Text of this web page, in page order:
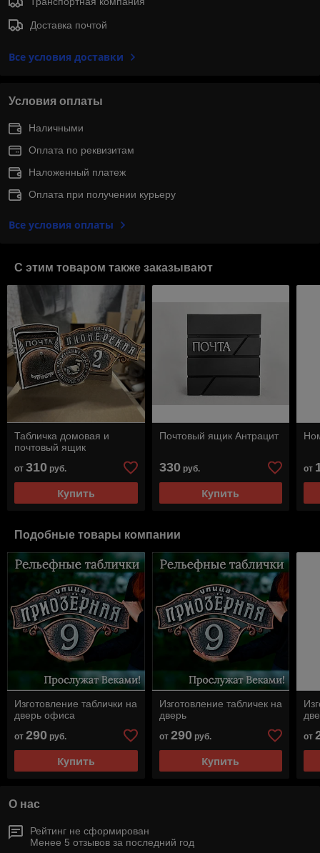
Доставка почтой
Все условия доставки
Условия оплаты
Наличными
Оплата по реквизитам
Наложенный платеж
Оплата при получении курьеру
Все условия оплаты
С этим товаром также заказывают
Табличка домовая и
почтовый ящик
от 310 руб.
Купить
Почтовый ящик Антрацит
330руб.
Купить
от
Подобные товары компании
Изготовление таблички на
дверь офиса
от 290 руб.
Купить
Изготовление табличек на
дверь
от 290руб.
Купить
от
О нас
Рейтинг не сформирован
Менее 5 отзывов за последний год